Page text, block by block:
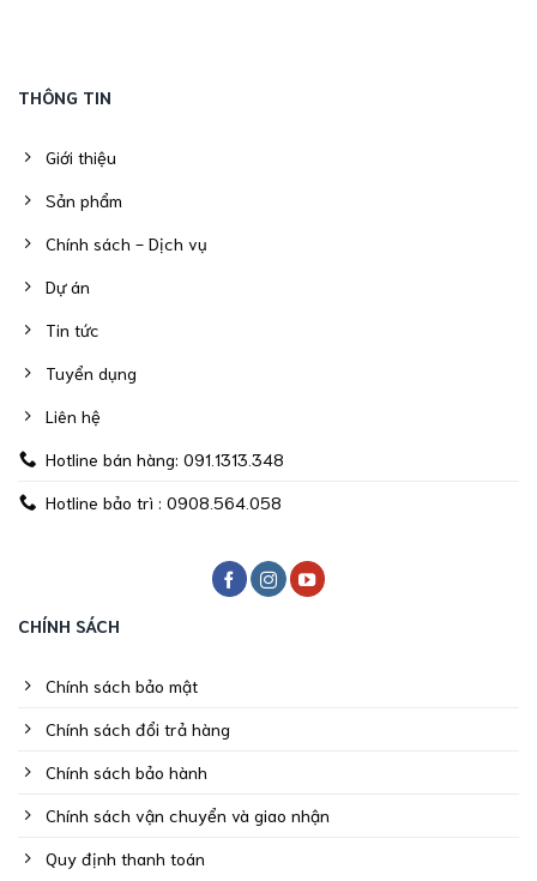
THÔNG TIN
Giới thiệu
Sản phẩm
Chính sách - Dịch vụ
Dự án
Tin tức
Tuyển dụng
Liên hệ
Hotline bán hàng: 091.1313.348
Hotline bảo trì : 0908.564.058
CHÍNH SÁCH
Chính sách bảo mật
Chính sách đổi trả hàng
Chính sách bảo hành
Chính sách vận chuyển và giao nhận
Quy định thanh toán